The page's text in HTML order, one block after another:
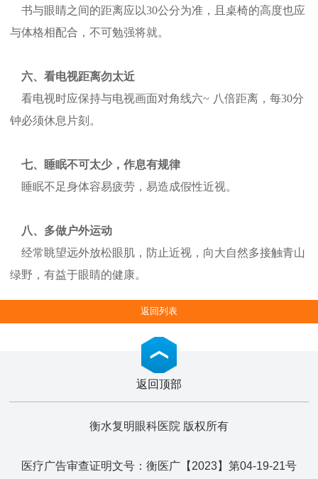
书与眼睛之间的距离应以30公分为准，且桌椅的高度也应
与体格相配合，不可勉强将就。
六、看电视距离勿太近
看电视时应保持与电视画面对角线六~ 八倍距离，每30分
钟必须休息片刻。
七、睡眠不可太少，作息有规律
睡眠不足身体容易疲劳，易造成假性近视。
八、多做户外运动
经常眺望远外放松眼肌，防止近视，向大自然多接触青山
绿野，有益于眼睛的健康。
返回列表
返回顶部
衡水复明眼科医院 版权所有
医疗广告审查证明文号：衡医广【2023】第04-19-21号